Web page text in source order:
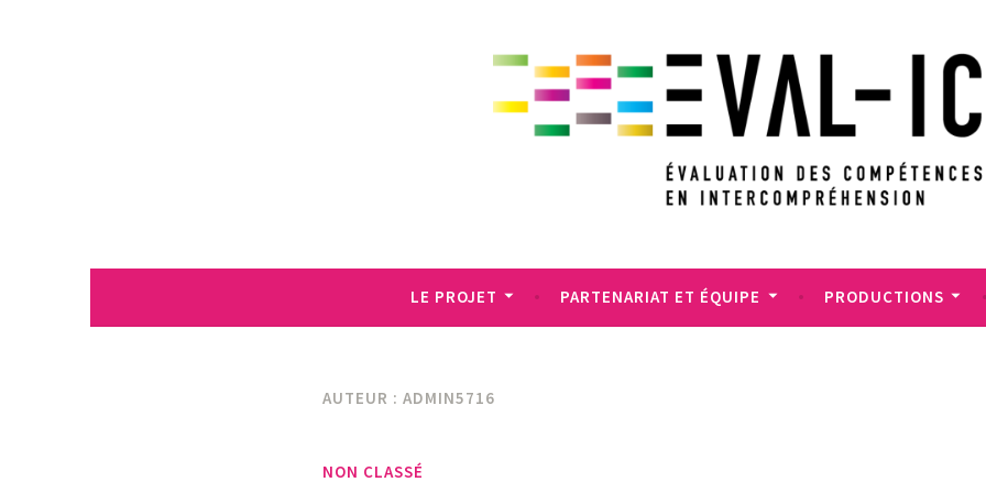
LE PROJET PARTENARIAT ET ÉQUIPE PRODUCTIONS
AUTEUR : ADMIN5716
NON CLASSÉ